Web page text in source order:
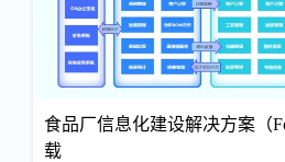
食品厂信息化建设解决方案（
载